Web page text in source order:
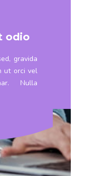
odio
gravida
ut orci vel
Nulla